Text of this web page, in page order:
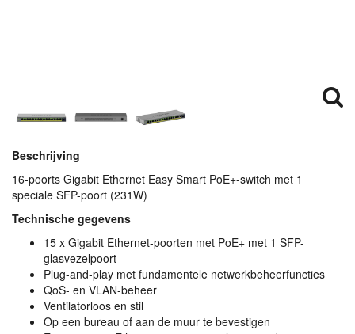
Beschrijving
16-poorts Gigabit Ethernet Easy Smart PoE+-switch met 1
speciale SFP-poort (231W)
Technische gegevens
15 x Gigabit Ethernet-poorten met PoE+ met 1 SFP-
glasvezelpoort
Plug-and-play met fundamentele netwerkbeheerfuncties
QoS- en VLAN-beheer
Ventilatorloos en stil
Op een bureau of aan de muur te bevestigen